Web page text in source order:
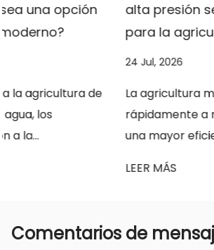
alta presión sean una opción
para la agricultura moderna?
La agricultura moderna está
rápidamente a medida que los
una mayor eficiencia, una mejor
Comentarios de